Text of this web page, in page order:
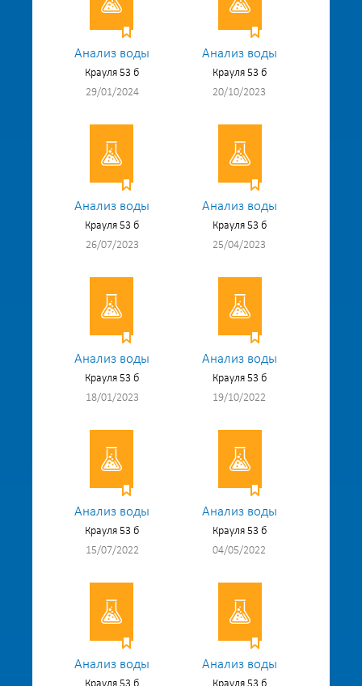
Анализ воды
Крауля 53 б
29/01/2024
Анализ воды
Крауля 53 б
20/10/2023
Анализ воды
Крауля 53 б
26/07/2023
Анализ воды
Крауля 53 б
25/04/2023
Анализ воды
Крауля 53 б
18/01/2023
Анализ воды
Крауля 53 б
19/10/2022
Анализ воды
Крауля 53 б
15/07/2022
Анализ воды
Крауля 53 б
04/05/2022
Анализ воды Анализ воды